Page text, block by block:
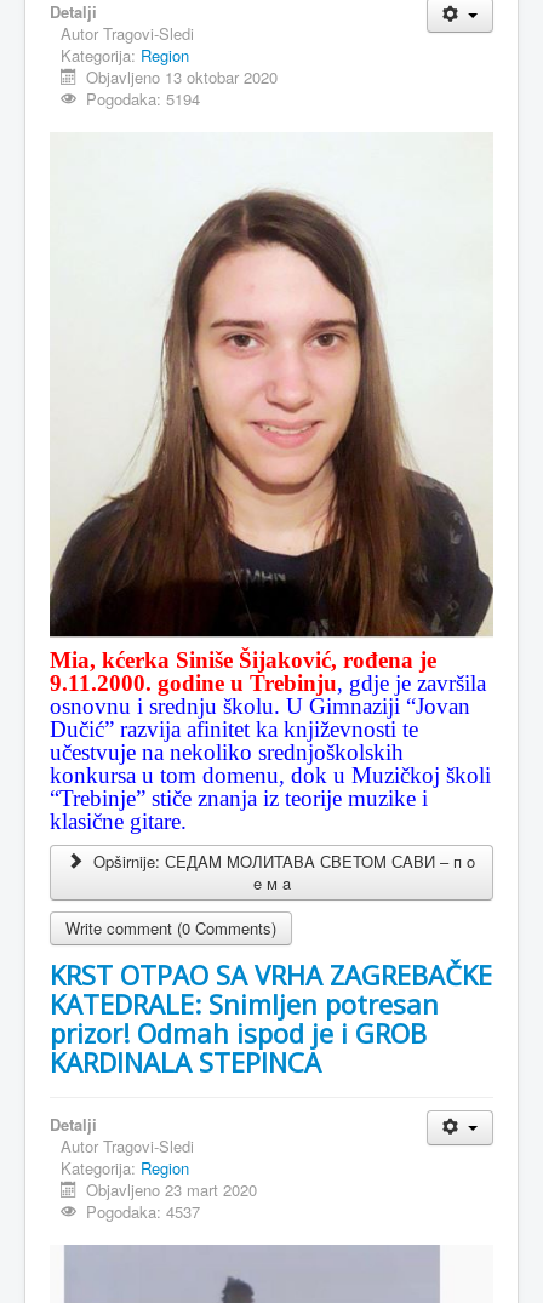
MAGAZIN
FELJTON
Detalji
Autor Tragovi-Sledi
Kategorija: Region
Objavljeno 13 oktobar 2020
Pogodaka: 5194
Mia, kćerka Siniše Šijaković, rođena je
9.11.2000. godine u Trebinju, gdje je završila
osnovnu i srednju školu. U Gimnaziji “Jovan
Dučić” razvija afinitet ka književnosti te
učestvuje na nekoliko srednjoškolskih
konkursa u tom domenu, dok u Muzičkoj školi
“Trebinje” stiče znanja iz teorije muzike i
klasične gitare.
Opširnije: СEДAM MOЛИTABA СBETOM СABИ – п o
e м a
Write comment (0 Comments)
KRST OTPAO SA VRHA ZAGREBAČKE
KATEDRALE: Snimljen potresan
prizor! Odmah ispod je i GROB
KARDINALA STEPINCA
Detalji
Autor Tragovi-Sledi
Kategorija: Region
Objavljeno 23 mart 2020
Pogodaka: 4537